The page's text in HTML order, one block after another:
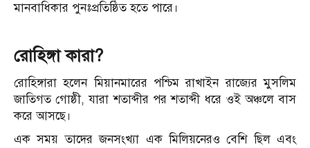
মানবাধিকার পুনঃপ্রতিষ্ঠিত হতে পারে।
রোহিঙ্গা কারা?
রোহিঙ্গারা হলেন মিয়ানমারের পশ্চিম রাখাইন রাজ্যের মুসলিম
জাতিগত গোষ্ঠী, যারা শতাব্দীর পর শতাব্দী ধরে ওই অঞ্চলে বাস
করে আসছে।
এক সময় তাদের জনসংখ্যা এক মিলিয়নেরও বেশি ছিল এবং